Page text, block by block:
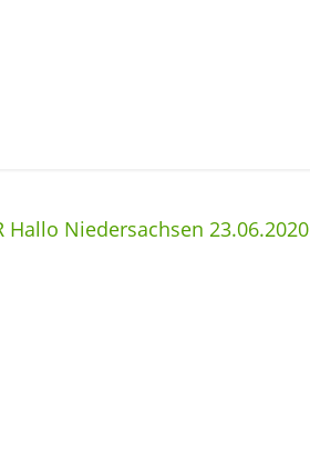
Hallo Niedersachsen 23.06.2020